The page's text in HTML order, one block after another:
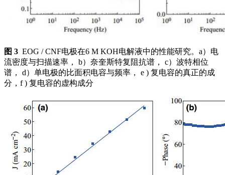
图 3 EOG / CNF电极在6 M KOH电解液中的性能研究。a）电
流密度与扫描速率， b）奈奎斯特复阻抗谱， c）波特相位
谱， d）单电极的比面积电容与频率， e ) 复电容的真正的成
分，f ) 复电容的虚构成分